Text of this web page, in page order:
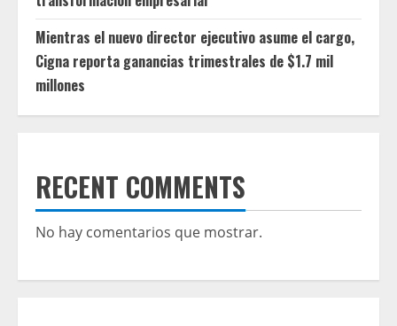
Mientras el nuevo director ejecutivo asume el cargo,
Cigna reporta ganancias trimestrales de $1.7 mil
millones
RECENT COMMENTS
No hay comentarios que mostrar.